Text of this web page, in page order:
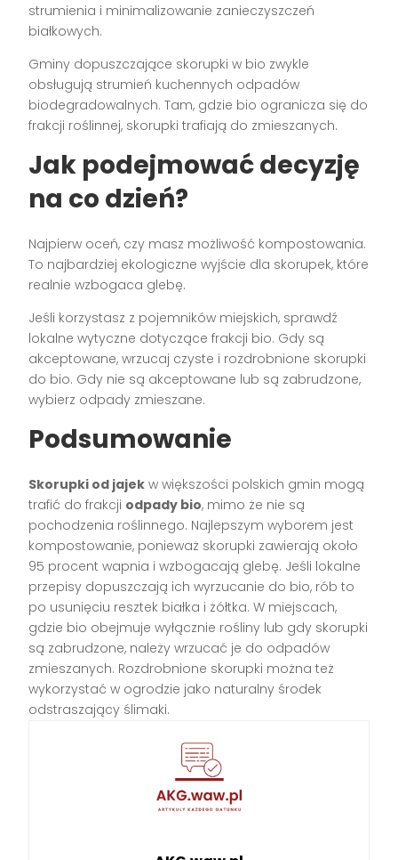
strumienia i minimalizowanie zanieczyszczeń
białkowych.
Gminy dopuszczające skorupki w bio zwykle
obsługują strumień kuchennych odpadów
biodegradowalnych. Tam, gdzie bio ogranicza się do
frakcji roślinnej, skorupki trafiają do zmieszanych.
Jak podejmować decyzję
na co dzień?
Najpierw oceń, czy masz możliwość kompostowania.
To najbardziej ekologiczne wyjście dla skorupek, które
realnie wzbogaca glebę.
Jeśli korzystasz z pojemników miejskich, sprawdź
lokalne wytyczne dotyczące frakcji bio. Gdy są
akceptowane, wrzucaj czyste i rozdrobnione skorupki
do bio. Gdy nie są akceptowane lub są zabrudzone,
wybierz odpady zmieszane.
Podsumowanie
Skorupki od jajek w większości polskich gmin mogą
trafić do frakcji odpady bio, mimo że nie są
pochodzenia roślinnego. Najlepszym wyborem jest
kompostowanie, ponieważ skorupki zawierają około
95 procent wapnia i wzbogacają glebę. Jeśli lokalne
przepisy dopuszczają ich wyrzucanie do bio, rób to
po usunięciu resztek białka i żółtka. W miejscach,
gdzie bio obejmuje wyłącznie rośliny lub gdy skorupki
są zabrudzone, należy wrzucać je do odpadów
zmieszanych. Rozdrobnione skorupki można też
wykorzystać w ogrodzie jako naturalny środek
odstraszający ślimaki.